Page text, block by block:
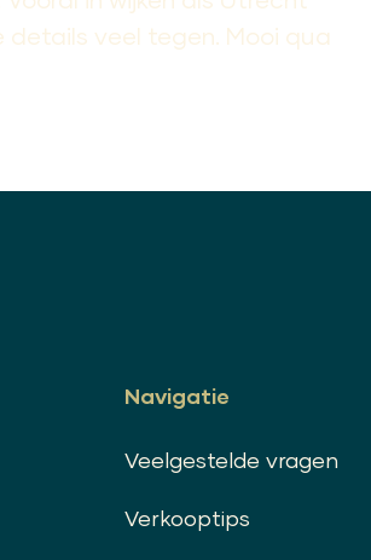
details veel tegen. Mooi qua
Navigatie
Veelgestelde vragen
Verkooptips